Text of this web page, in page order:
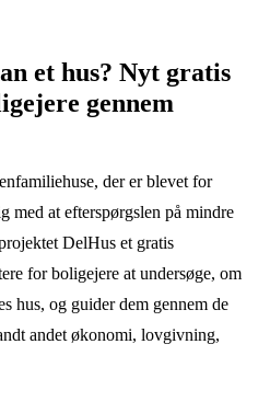
et hus? Nyt gratis
gennem
der er blevet for
med at efterspørgslen på mindre
DelHus et gratis
for boligejere at undersøge, om
hus, og guider dem gennem de
andet økonomi, lovgivning,